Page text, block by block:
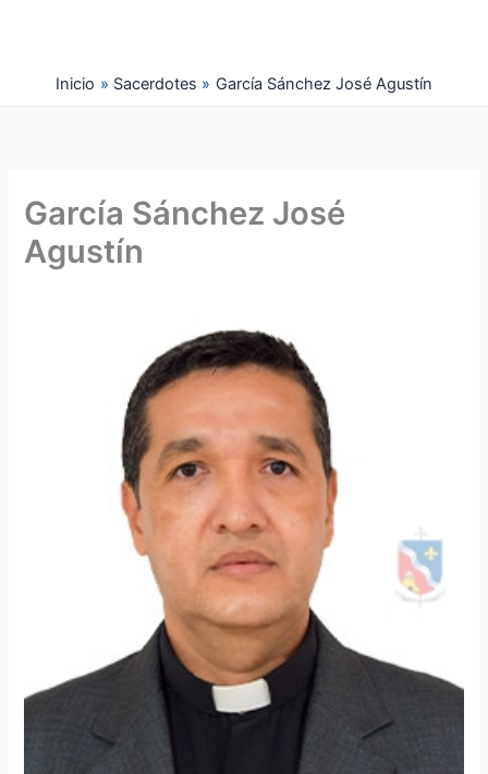
Inicio
Sacerdotes García Sánchez José Agustín
García Sánchez José
Agustín